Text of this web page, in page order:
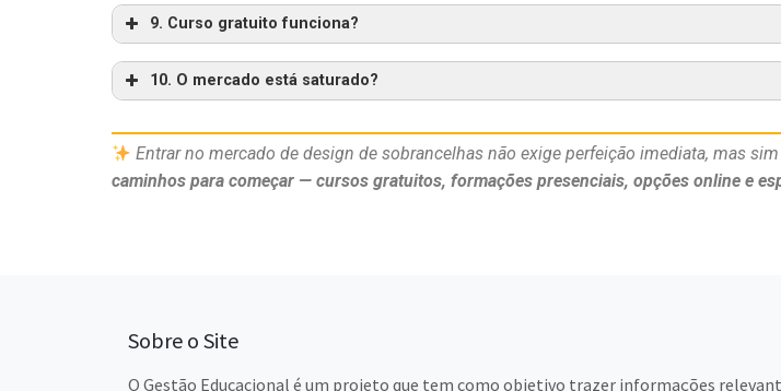
9. Curso gratuito funciona?
10. O mercado está saturado?
Entrar no mercado de design de sobrancelhas não exige perfeição imediata, mas
caminhos para começar — cursos gratuitos, formações presenciais, opções online e
Sobre o Site
O Gestão Educacional é um projeto que tem como objetivo trazer informações